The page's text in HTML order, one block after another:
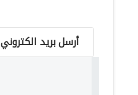
أرسل بريد الكتروني